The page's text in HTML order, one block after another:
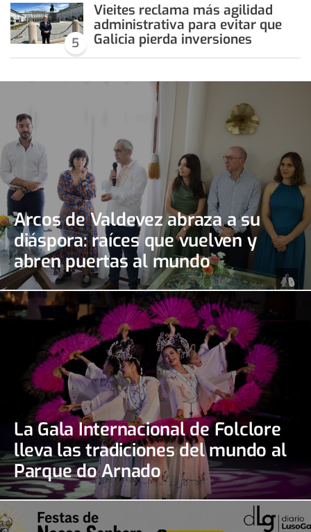
5
Vieites reclama más agilidad
administrativa para evitar que
Galicia pierda inversiones
Arcos de Valdevez abraza a su
diáspora: raíces que vuelven y
abren puertas al mundo
La Gala Internacional de Folclore
lleva las tradiciones del mundo al
Parque do Arnado